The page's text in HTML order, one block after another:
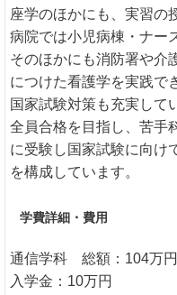
座学のほかにも、実習の
病院では小児病棟・ナー
そのほかにも消防署や介
につけた看護学を実践で
国家試験対策も充実して
全員合格を目指し、苦手
に受験し国家試験に向け
を構成しています。
学費詳細・費用
通信学科 総額：104万円
入学金：10万円